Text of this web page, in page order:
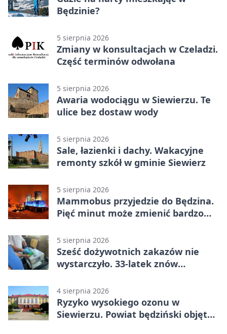
Będzinie?
5 sierpnia 2026
Zmiany w konsultacjach w Czeladzi.
Część terminów odwołana
5 sierpnia 2026
Awaria wodociągu w Siewierzu. Te
ulice bez dostaw wody
5 sierpnia 2026
Sale, łazienki i dachy. Wakacyjne
remonty szkół w gminie Siewierz
5 sierpnia 2026
Mammobus przyjedzie do Będzina.
Pięć minut może zmienić bardzo
5 sierpnia 2026
Sześć dożywotnich zakazów nie
wystarczyło. 33-latek znów
4 sierpnia 2026
Ryzyko wysokiego ozonu w
Siewierzu. Powiat będziński objęty